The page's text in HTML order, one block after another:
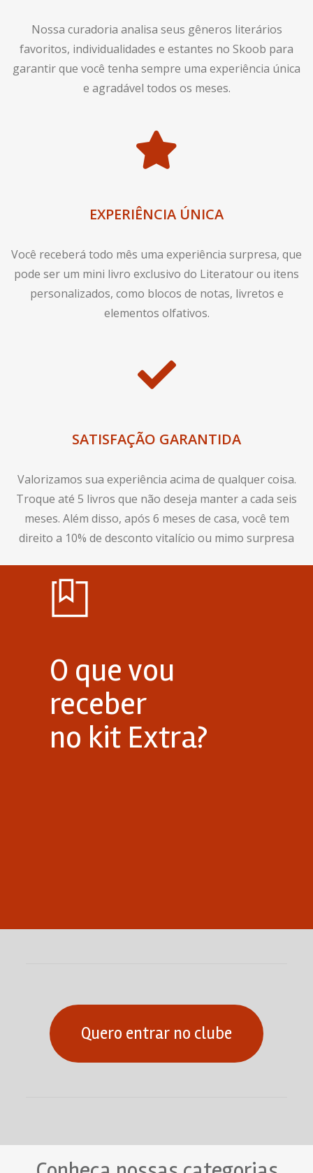
Nossa curadoria analisa seus gêneros literários
favoritos, individualidades e estantes no Skoob para
garantir que você tenha sempre uma experiência única
e agradável todos os meses.
EXPERIÊNCIA ÚNICA
Você receberá todo mês uma experiência surpresa, que
pode ser um mini livro exclusivo do Literatour ou itens
personalizados, como blocos de notas, livretos e
elementos olfativos.
SATISFAÇÃO GARANTIDA
Valorizamos sua experiência acima de qualquer coisa.
Troque até 5 livros que não deseja manter a cada seis
meses. Além disso, após 6 meses de casa, você tem
direito a 10% de desconto vitalício ou mimo surpresa
O que vou
receber
no kit Extra?
Quero entrar no clube